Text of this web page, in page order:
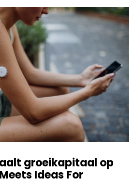
groeikapitaal op
Ideas For